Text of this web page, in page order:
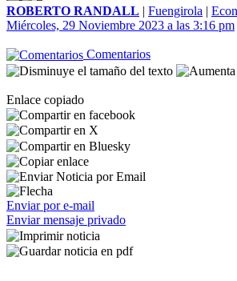
ROBERTO RANDALL | Fuengirola |
Miércoles, 29 Noviembre 2023 a las 3:16 pm
Comentarios
Enlace copiado
Enviar por e-mail
Enviar mensaje privado